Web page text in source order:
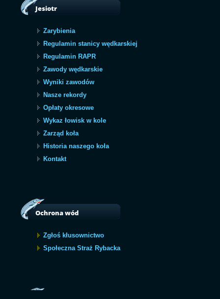
Jesiotr
Zarybienia
Regulamin stanicy wędkarskiej
Regulamin RAPR
Zawody wędkarskie
Wyniki zawodów
Nasze rekordy
Opłaty okresowe
Wykaz łowisk w kole
Zarząd koła
Historia naszego koła
Kontakt
Ochrona wód
Zgłoś kłusownictwo
Społeczna Straż Rybacka